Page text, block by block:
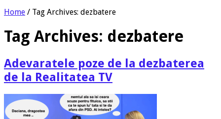
Home / Tag Archives: dezbatere
Tag Archives: dezbatere
Adevaratele poze de la dezbaterea
de la Realitatea TV